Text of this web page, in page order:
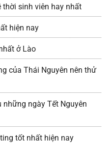
thời sinh viên hay nhất
hiện nay
ở Lào
của Thái Nguyên nên thử
những ngày Tết Nguyên
tốt nhất hiện nay